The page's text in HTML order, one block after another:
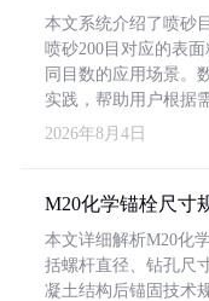
本文系统介绍了喷砂
喷砂200目对应的表
同目数的应用场景。
实践，帮助用户根据
2026年8月4日
M20化学锚栓尺寸
本文详细解析M20化
括螺杆直径、钻孔尺
凝土结构后锚固技术